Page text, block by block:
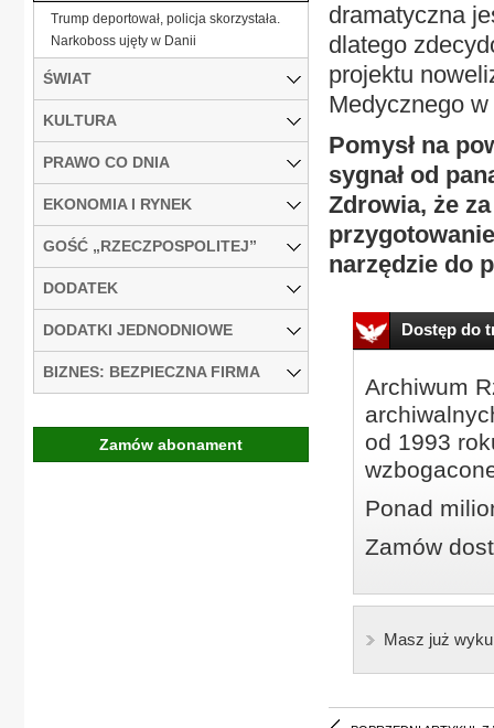
dramatyczna
dlatego
projektu
Medycznego
Pomysł na
sygnał od
Zdrowia, że
narzędzie do
Dostęp do
Archiwum
od 1993
Ponad
Zamów
Masz już
Trump deportował, policja skorzystała.
Narkoboss ujęty w Danii
ŚWIAT
KULTURA
PRAWO CO DNIA
EKONOMIA I RYNEK
GOŚĆ „RZECZPOSPOLITEJ”
DODATEK
DODATKI JEDNODNIOWE
BIZNES: BEZPIECZNA FIRMA
Zamów abonament